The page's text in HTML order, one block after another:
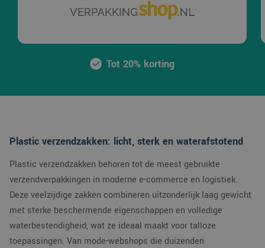
Tot 20% korting
Plastic verzendzakken: licht, sterk en waterafstotend
Plastic verzendzakken behoren tot de meest gebruikte
verzendverpakkingen in moderne e-commerce en logistiek.
Deze veelzijdige zakken combineren uitzonderlijk laag gewicht
met sterke beschermende eigenschappen en volledige
waterbestendigheid, wat ze ideaal maakt voor talloze
toepassingen. Van mode-webshops die duizenden